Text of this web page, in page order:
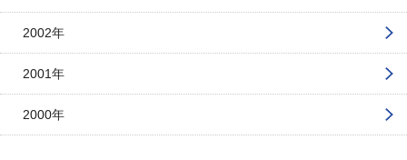
2002年
2001年
2000年